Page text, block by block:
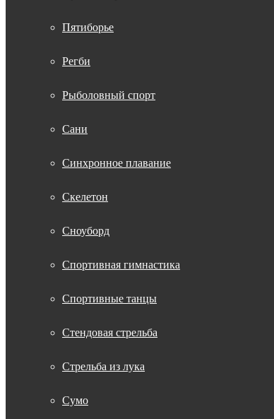
Пятиборье
Регби
Рыболовный спорт
Сани
Синхронное плавание
Скелетон
Сноуборд
Спортивная гимнастика
Спортивные танцы
Стендовая стрельба
Стрельба из лука
Сумо